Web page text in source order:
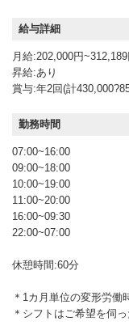
給与詳細
月給:202,000円
昇給:あり
賞与:年2回(計
勤務時間
07:00~16:00
09:00~18:00
10:00~19:00
11:00~20:00
16:00~09:30
22:00~07:00
休憩時間:60分
＊1カ月単位の変形労働
＊シフトはご希望を伺